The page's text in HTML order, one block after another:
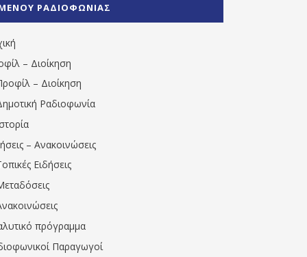
1531194763766854/" artist="" ]
ΡΑΔΙΟΦΩΝΙΑΣ
– Διοίκηση
– Διοίκηση
Ραδιοφωνία
– Ανακοινώσεις
Ειδήσεις
πρόγραμμα
Παραγωγοί